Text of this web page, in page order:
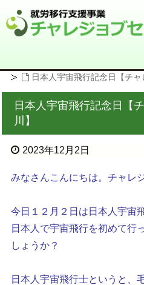
日本人宇宙飛行記念日【チャ
日本人宇宙飛行記念日【
川】
2023年12月2日
みなさんこんにちは。チャレ
今日１２月２日は日本人宇宙
日本人で宇宙飛行を初めて行
しょうか？
日本人宇宙飛行士というと、